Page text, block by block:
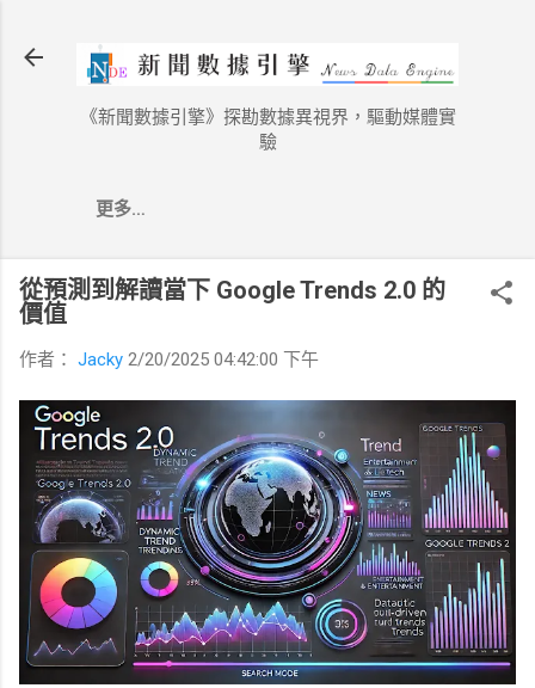
《新聞數據引擎》探勘數據異視界，驅動媒體實
驗
更多…
從預測到解讀當下 Google Trends 2.0 的
價值
作者： Jacky 2/20/2025 04:42:00 下午